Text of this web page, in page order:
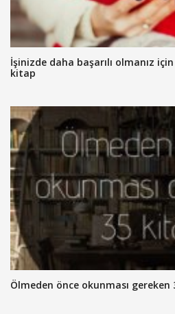
İşinizde daha başarılı olmanız
kitap
Ölmeden önce okunması gereken